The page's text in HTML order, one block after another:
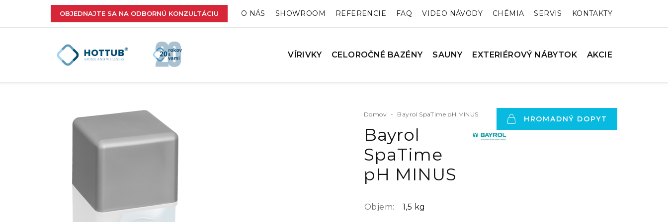
OBJEDNAJTE SA NA ODBORNÚ KONZULTÁCIU O NÁS SHOWROOM REFERENCIE FAQ VIDEO NÁVODY CHÉMIA SERVIS KONTAKTY
VÍRIVKY CELOROČNÉ BAZÉNY SAUNY EXTERIÉROVÝ NÁBYTOK AKCIE
HROMADNÝ DOPYT
Domov - Bayrol SpaTime pH MINUS
Bayrol
SpaTime
pH MINUS
Objem: 1,5 kg